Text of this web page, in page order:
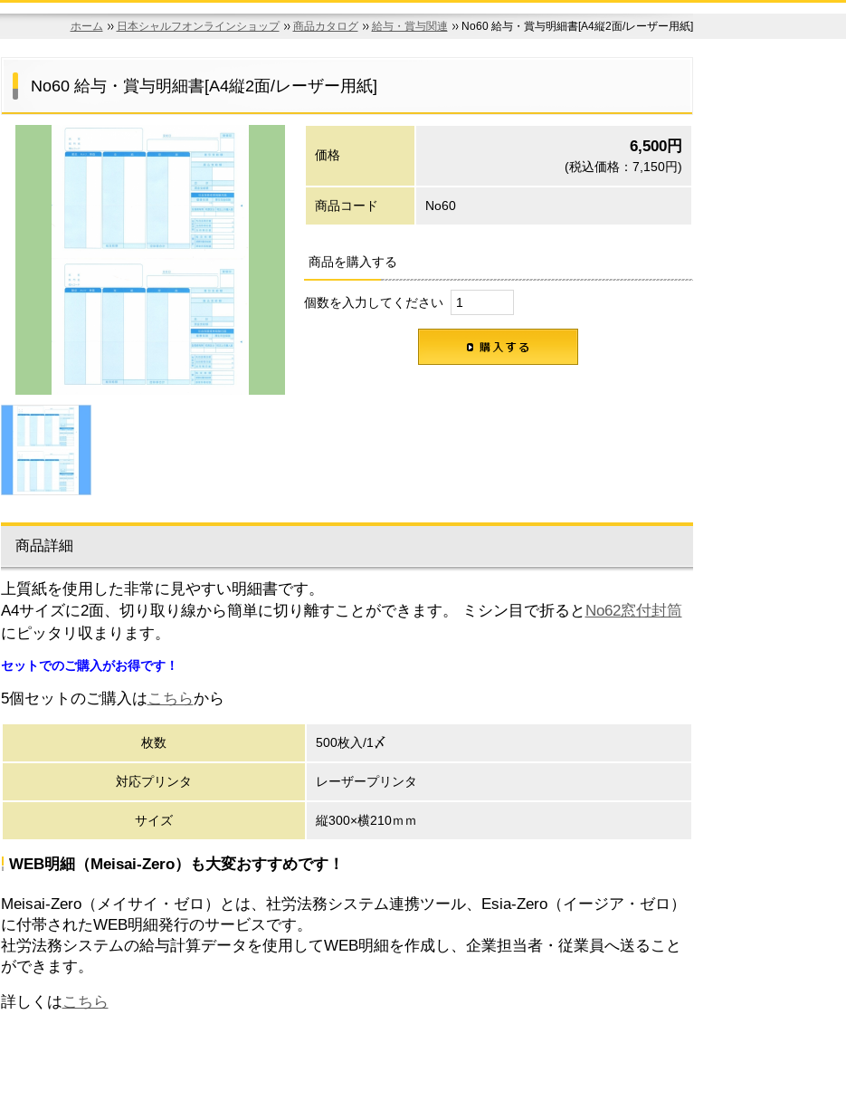
ホーム 日本シャルフオンラインショップ 商品カタログ 給与・賞与関連 No60 給与・賞与明細書[A4縦2面/レーザー用紙]
No60 給与・賞与明細書[A4縦2面/レーザー用紙]
価格 6,500円
(税込価格：7,150円)
商品コード No60
商品を購入する
個数を入力してください
商品詳細
上質紙を使用した非常に見やすい明細書です。
A4サイズに2面、切り取り線から簡単に切り離すことができます。 ミシン目で折ると No62窓付封筒
にピッタリ収まります。
セットでのご購入がお得です！
5個セットのご購入はこちらから
枚数 500枚入/1〆
対応プリンタ レーザープリンタ
サイズ 縦300×横210ｍｍ
WEB明細 （Meisai-Zero）も大変おすすめです！
Meisai-Zero（メイサイ・ゼロ）とは、 社労法務システム連携ツール、Esia-Zero（イージア・ゼロ）
に付帯されたWEB明細発行のサービスです。
社労法務システムの給与計算データを使用してWEB明細を作成し、企業担当者・従業員へ送ること
ができます。
詳しくはこちら